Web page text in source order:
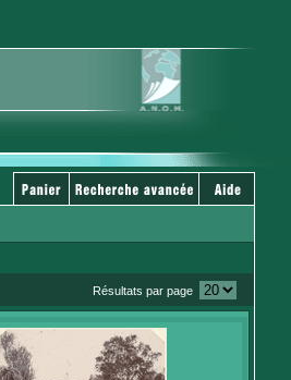
Résultats par page